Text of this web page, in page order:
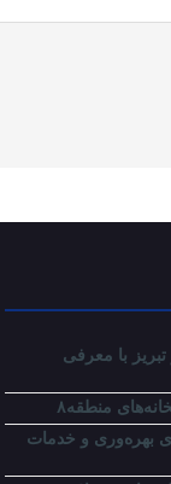
با معرفی
۳ در مسیر ارتقای بهره‌وری و خدمات